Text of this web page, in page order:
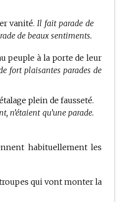
vanité. Il fait parade de
de beaux sentiments.
peuple à la porte de leur
fort plaisantes parades de
plein de fausseté.
n’étaient qu’une parade.
habituellement les
troupes qui vont monter la